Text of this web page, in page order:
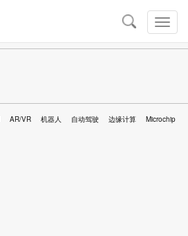
切
换
导
导
航
AR/VR 机器人 自动驾驶 边缘计算 Microchip